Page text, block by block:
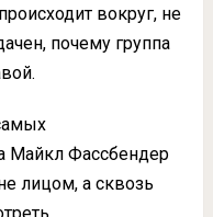
вокруг, не
почему группа
Майкл Фассбендер
лицом, а сквозь